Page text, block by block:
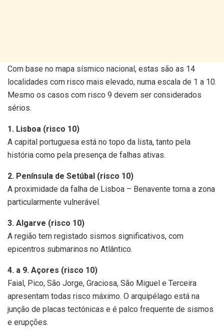
Com base no mapa sísmico nacional, estas são as 14
localidades com risco mais elevado, numa escala de 1 a 10.
Mesmo os casos com risco 9 devem ser considerados
sérios.
1. Lisboa (risco 10)
A capital portuguesa está no topo da lista, tanto pela
história como pela presença de falhas ativas.
2. Península de Setúbal (risco 10)
A proximidade da falha de Lisboa – Benavente torna a zona
particularmente vulnerável.
3. Algarve (risco 10)
A região tem registado sismos significativos, com
epicentros submarinos no Atlântico.
4. a 9. Açores (risco 10)
Faial, Pico, São Jorge, Graciosa, São Miguel e Terceira
apresentam todas risco máximo. O arquipélago está na
junção de placas tectónicas e é palco frequente de sismos
e erupções.